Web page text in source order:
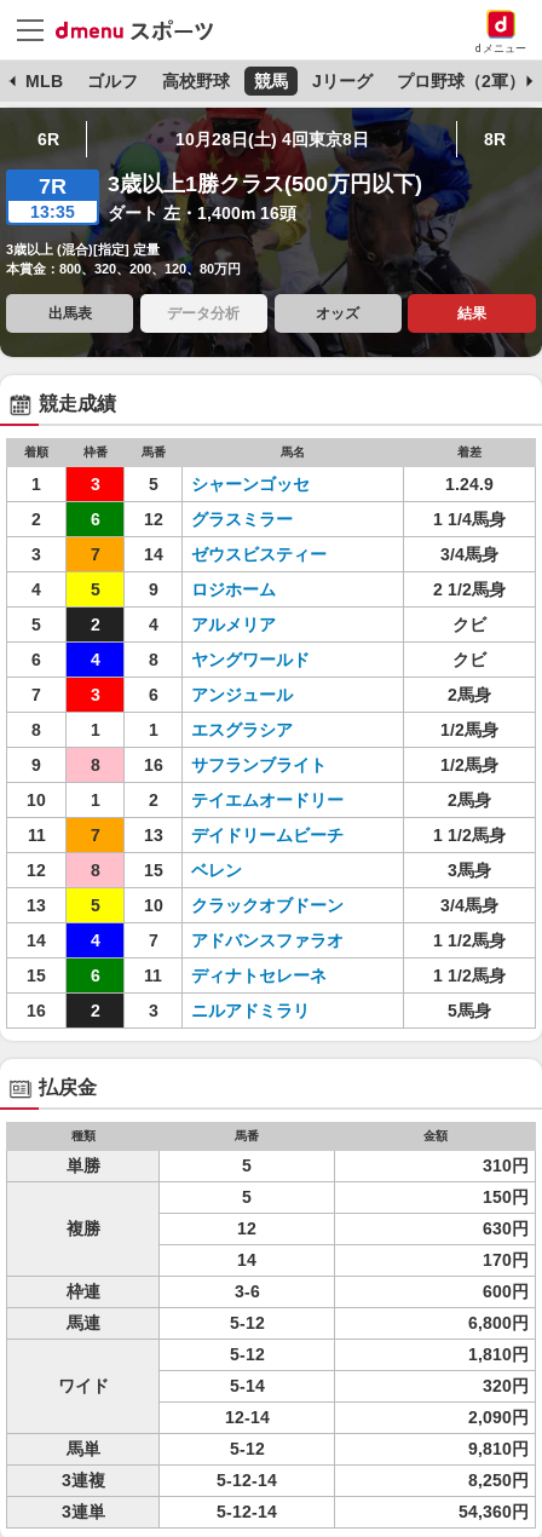
dメニュー
MLB ゴルフ 高校野球 競馬 Jリーグ プロ野球（2軍）
6R 10月28日(土) 4回東京8日 8R
7R
13:35
3歳以上1勝クラス(500万円以下)
ダート 左・1,400m 16頭
3歳以上 (混合)[指定] 定量
本賞金：800、320、200、120、80万円
出馬表 データ分析 オッズ 結果
競走成績
着順 枠番 馬番 馬名 着差
1 3 5 シャーンゴッセ
1.24.9
2
6 12 グラスミラー
1 1/4馬身
3
7 14 ゼウスビスティー
3/4馬身
4
5 9 ロジホーム
2 1/2馬身
5
2 4 アルメリア
クビ
6
4 8 ヤングワールド
クビ
7
3 6 アンジュール
2馬身
8
1 1 エスグラシア
1/2馬身
9
8 16 サフランブライト
1/2馬身
10
1 2 テイエムオードリー
2馬身
11
7 13 デイドリームビーチ
1 1/2馬身
12
8 15 ベレン
3馬身
13
5 10 クラックオブドーン
3/4馬身
14
4 7 アドバンスファラオ
1 1/2馬身
15
6 11 ディナトセレーネ
1 1/2馬身
16
2 3 ニルアドミラリ 5馬身
払戻金
種類 馬番 金額
単勝 5 310円
複勝
5
150円
12
630円
14
170円
枠連
3-6
600円
馬連
5-12 6,800円
ワイド
5-12
1,810円
5-14
320円
12-14
2,090円
馬単
5-12
9,810円
3連複
5-12-14
8,250円
3連単
5-12-14 54,360円